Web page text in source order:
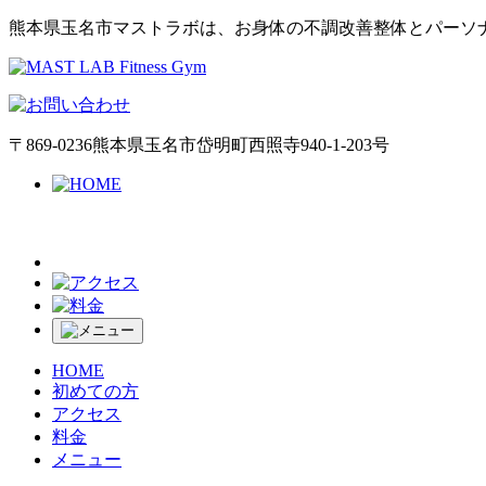
熊本県玉名市マストラボは、お身体の不調改善整体とパーソ
〒 869-0236熊本県玉名市岱明町西照寺940-1-203号
HOME
初めての方
アクセス
料金
メニュー